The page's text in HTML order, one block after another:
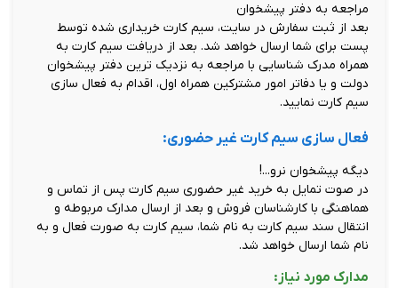
مراجعه به دفتر پیشخوان
بعد از ثبت سفارش در سایت، سیم کارت خریداری شده توسط
پست برای شما ارسال خواهد شد. بعد از دریافت سیم کارت به
همراه مدرک شناسایی با مراجعه به نزدیک ترین دفتر پیشخوان
دولت و یا دفاتر امور مشترکین همراه اول، اقدام به فعال سازی
سیم کارت نمایید.
فعال سازی سیم کارت غیر حضوری:
دیگه پیشخوان نرو...!
در صوت تمایل به خرید غیر حضوری سیم کارت پس از تماس و
هماهنگی با کارشناسان فروش و بعد از ارسال مدارک مربوطه و
انتقال سند سیم کارت به نام شما، سیم کارت به صورت فعال و به
نام شما ارسال خواهد شد.
مدارک مورد نیاز: